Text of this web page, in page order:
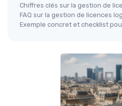
Chiffres clés sur la gestion de
FAQ sur la gestion de licences
Exemple concret et checklist